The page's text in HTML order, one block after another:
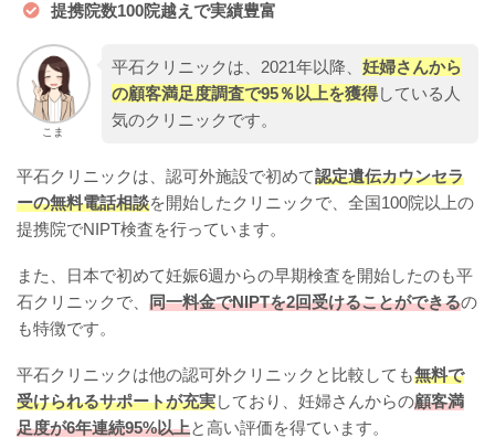
提携院数100院越えで実績豊富
こま
平石クリニックは、2021年以降、 妊婦さんから
の顧客満足度調査で95％以上を獲得している人
気のクリニックです。
平石クリニックは、認可外施設で初めて認定遺伝カウンセラ
ーの無料電話相談を開始したクリニックで、全国100院以上の
提携院でNIPT検査を行っています。
また、日本で初めて妊娠6週からの早期検査を開始したのも平
石クリニックで、 同一料金でNIPTを2回受けることができるの
も特徴です。
平石クリニックは他の認可外クリニックと比較しても無料で
受けられるサポートが充実しており、妊婦さんからの顧客満
足度が6年連続95%以上と高い評価を得ています。